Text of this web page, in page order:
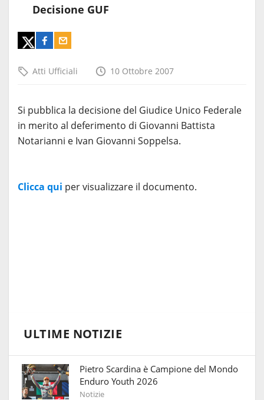
Decisione GUF
Atti Ufficiali 10 Ottobre 2007
Si pubblica la decisione del Giudice Unico Federale
in merito al deferimento di Giovanni Battista
Notarianni e Ivan Giovanni Soppelsa.
Clicca qui per visualizzare il documento.
ULTIME NOTIZIE
Pietro Scardina è Campione del Mondo
Enduro Youth 2026
Notizie